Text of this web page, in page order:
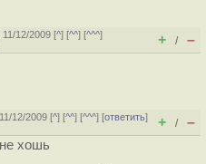
11/12/2009 [^] [^^] [^^^]
+ / –
12/2009 [^] [^^] [^^^] [ответить]
+ / –
хошь